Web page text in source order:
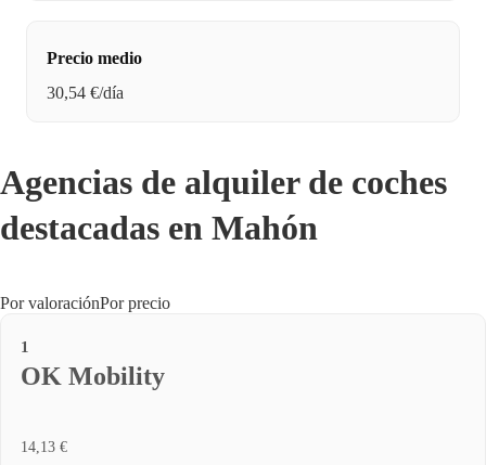
Precio medio
30,54 €/día
Agencias de alquiler de coches
destacadas en Mahón
Por valoraciónPor precio
1
OK Mobility
14,13 €